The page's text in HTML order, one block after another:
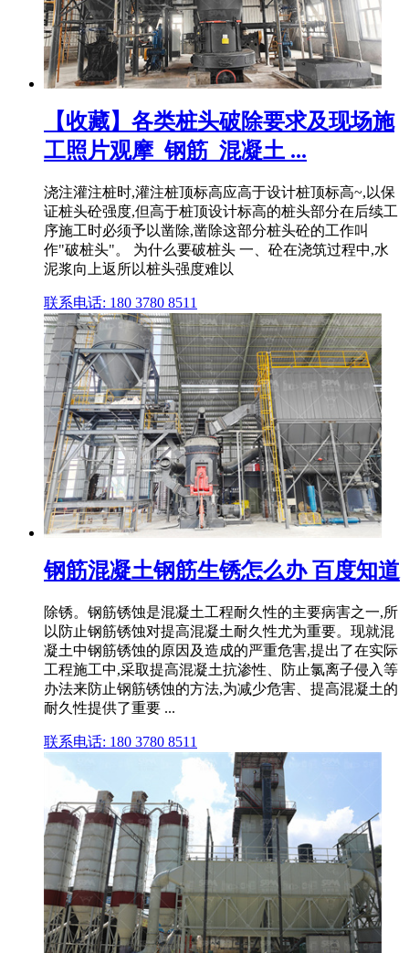
【收藏】各类桩头破除要求及现场施
工照片观摩_钢筋_混凝土 ...
浇注灌注桩时,灌注桩顶标高应高于设计桩顶标高~,以保
证桩头砼强度,但高于桩顶设计标高的桩头部分在后续工
序施工时必须予以凿除,凿除这部分桩头砼的工作叫
作"破桩头"。 为什么要破桩头 一、砼在浇筑过程中,水
泥浆向上返所以桩头强度难以
联系电话: 180 3780 8511
钢筋混凝土钢筋生锈怎么办 百度知道
除锈。钢筋锈蚀是混凝土工程耐久性的主要病害之一,所
以防止钢筋锈蚀对提高混凝土耐久性尤为重要。现就混
凝土中钢筋锈蚀的原因及造成的严重危害,提出了在实际
工程施工中,采取提高混凝土抗渗性、防止氯离子侵入等
办法来防止钢筋锈蚀的方法,为减少危害、提高混凝土的
耐久性提供了重要 ...
联系电话: 180 3780 8511